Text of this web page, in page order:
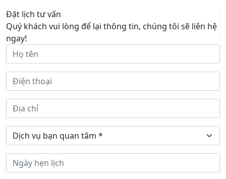
Đặt lịch tư vấn
Quý khách vui lòng để lại thông tin, chúng tôi sẽ liên hệ
ngay!